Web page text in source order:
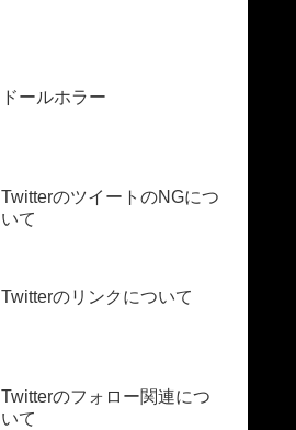
ドールホラー
TwitterのツイートのNGにつ
いて
Twitterのリンクについて
Twitterのフォロー関連につ
いて